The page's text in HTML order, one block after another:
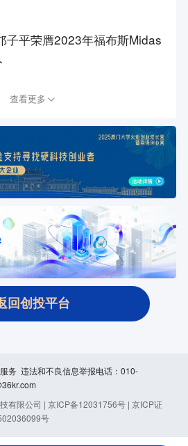
子平荣膺2023年福布斯Midas
查看更多
回创投平台
务 违法和不良信息举报电话：010-
有限公司 | 京ICP备12031756号 | 京ICP证
号